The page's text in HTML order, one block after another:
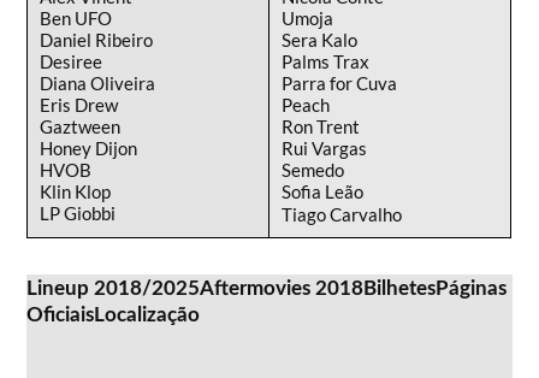
Ben UFO
Daniel Ribeiro
Desiree
Diana Oliveira
Eris Drew
Gaztween
Honey Dijon
HVOB
Klin Klop
LP Giobbi
Umoja
Sera Kalo
Palms Trax
Parra for Cuva
Peach
Ron Trent
Rui Vargas
Semedo
Sofia Leão
Tiago Carvalho
Lineup 2018/2025Aftermovies 2018BilhetesPáginas
OficiaisLocalização